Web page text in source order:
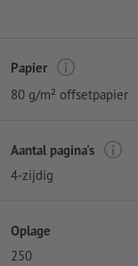
Papier
80 g/m² offsetpapier
Aantal pagina's
4-zijdig
Oplage
250